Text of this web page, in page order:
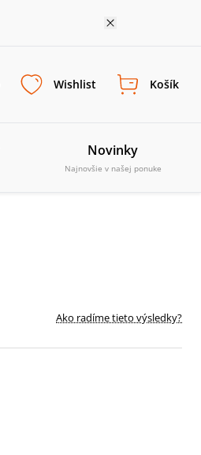
Wishlist Košík
Novinky
Najnovšie v našej ponuke
Ako radíme tieto výsledky?